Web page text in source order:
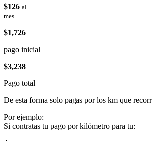
$126 al
mes
$1,726
pago inicial
$3,238
Pago total
De esta forma solo pagas por los km que
Por ejemplo:
Si contratas tu pago por kilómetro para tu: